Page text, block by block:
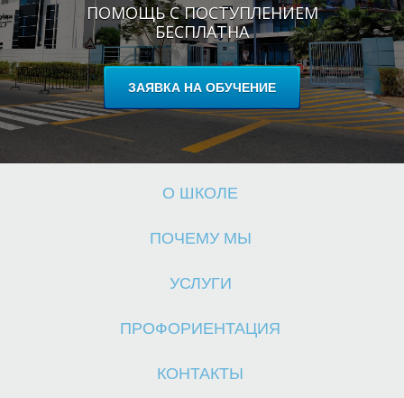
ПОМОЩЬ С ПОСТУПЛЕНИЕМ
БЕСПЛАТНА
ЗАЯВКА НА ОБУЧЕНИЕ
О ШКОЛЕ
ПОЧЕМУ МЫ
УСЛУГИ
ПРОФОРИЕНТАЦИЯ
КОНТАКТЫ
Ш